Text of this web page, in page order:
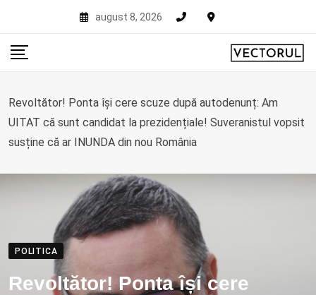
content
august 8, 2026
Revoltător! Ponta își cere scuze după autodenunț: Am
UITAT că sunt candidat la prezidențiale! Suveranistul vopsit
susține că ar INUNDA din nou România
POLITICA
Revoltător! Ponta își cere